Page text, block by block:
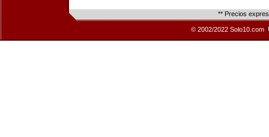
** Precios
© 2002/2022 Solo10.com